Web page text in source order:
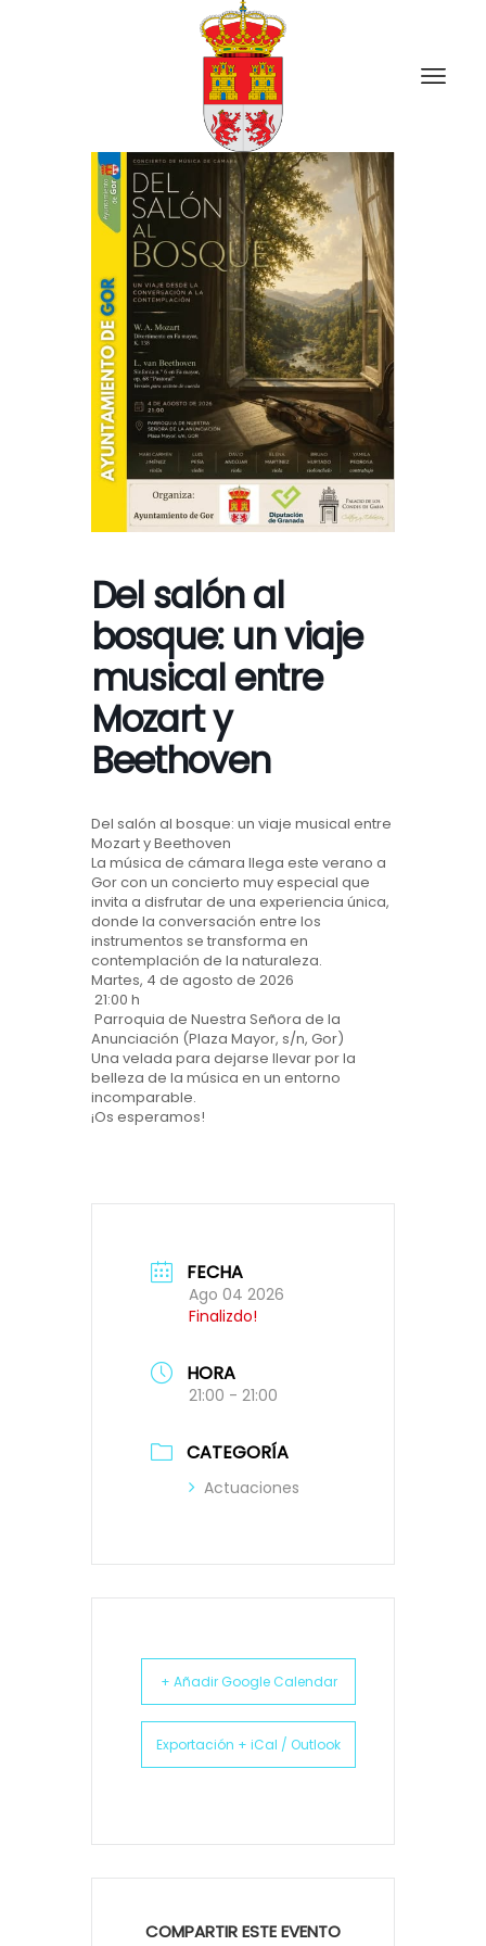
Del salón al
bosque: un viaje
musical entre
Mozart y
Beethoven
Del salón al bosque: un viaje musical entre
Mozart y Beethoven
La música de cámara llega este verano a
Gor con un concierto muy especial que
invita a disfrutar de una experiencia única,
donde la conversación entre los
instrumentos se transforma en
contemplación de la naturaleza.
Martes, 4 de agosto de 2026
21:00 h
Parroquia de Nuestra Señora de la
Anunciación (Plaza Mayor, s/n, Gor)
Una velada para dejarse llevar por la
belleza de la música en un entorno
incomparable.
¡Os esperamos!
FECHA
Ago 04 2026
Finalizdo!
HORA
21:00 - 21:00
CATEGORÍA
Actuaciones
+ Añadir Google Calendar
Exportación + iCal / Outlook
COMPARTIR ESTE EVENTO